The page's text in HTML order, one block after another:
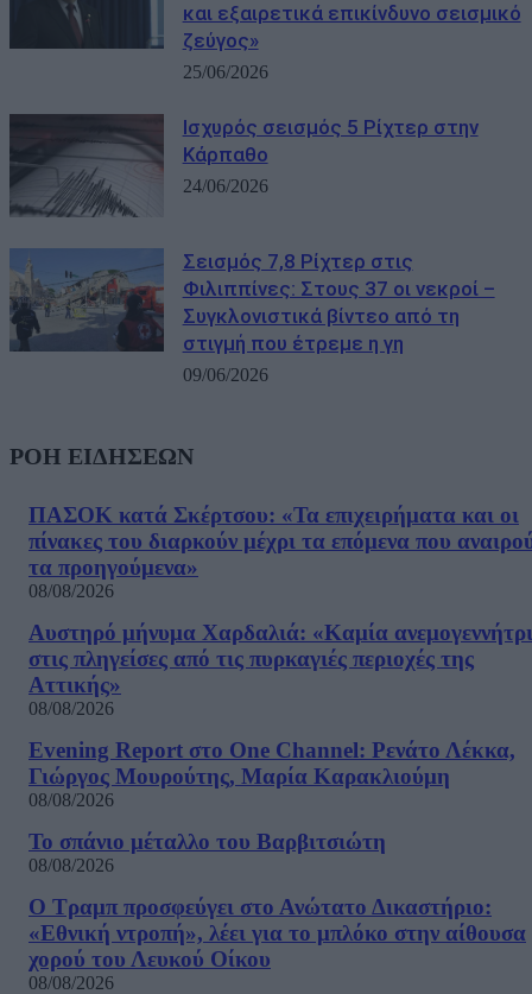
και εξαιρετικά επικίνδυνο σεισμικό
ζεύγος»
25/06/2026
Ισχυρός σεισμός 5 Ρίχτερ στην
Κάρπαθο
24/06/2026
Σεισμός 7,8 Ρίχτερ στις
Φιλιππίνες: Στους 37 οι νεκροί –
Συγκλονιστικά βίντεο από τη
στιγμή που έτρεμε η γη
09/06/2026
ΡΟΗ ΕΙΔΗΣΕΩΝ
ΠΑΣΟΚ κατά Σκέρτσου: «Τα επιχειρήματα και οι
πίνακες του διαρκούν μέχρι τα επόμενα που
τα προηγούμενα»
08/08/2026
Αυστηρό μήνυμα Χαρδαλιά: «Καμία
στις πληγείσες από τις πυρκαγιές περιοχές της
Αττικής»
08/08/2026
Evening Report στο One Channel: Ρενάτο Λέκκα,
Γιώργος Μουρούτης, Μαρία Καρακλιούμη
08/08/2026
Το σπάνιο μέταλλο του Βαρβιτσιώτη
08/08/2026
Ο Τραμπ προσφεύγει στο Ανώτατο Δικαστήριο:
«Εθνική ντροπή», λέει για το μπλόκο στην αίθουσα
χορού του Λευκού Οίκου
08/08/2026